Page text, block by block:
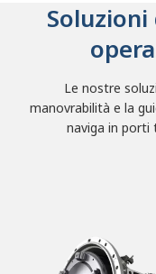
Le nostre
manovrabilità e la
naviga in porti